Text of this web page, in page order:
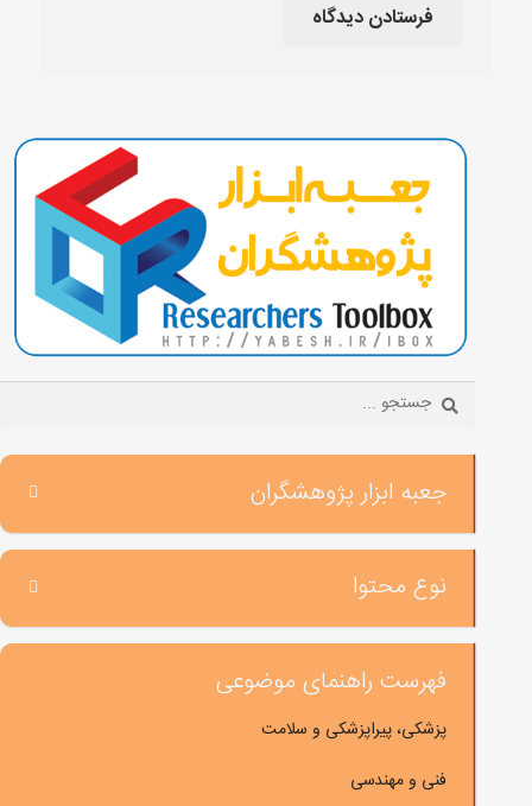
Search:
جعبه ابزار پژوهشگران
نوع محتوا
فهرست راهنمای موضوعی
پزشکی، پیراپزشکی و سلامت
فنی و مهندسی